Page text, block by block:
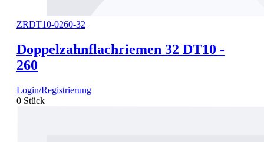
ZRDT10-0260-32
Doppelzahnflachriemen 32 DT10 -
260
Login/Registrierung
0 Stück